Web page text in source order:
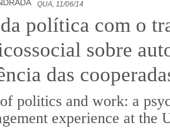
QUA, 11/06/14
política com o
sobre
das
politics and work: a
experience at the